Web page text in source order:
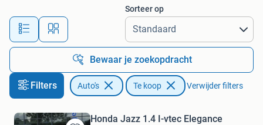
Alle afstanden…
Sorteer op
Bewaar je zoekopdracht
Filters Auto's Te koop Verwijder filters
Honda Jazz 1.4 I-vtec Elegance